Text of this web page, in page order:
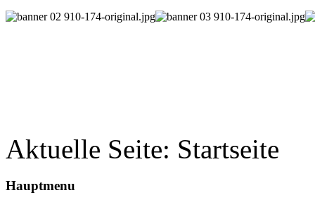
Aktuelle Seite: Startseite
Hauptmenu